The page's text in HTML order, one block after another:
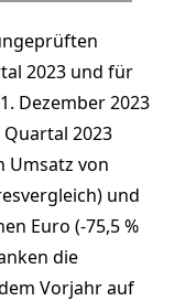
2023 und für
Dezember 2023
2023
Umsatz von
und
Euro (-75,5 %
die
Vorjahr auf